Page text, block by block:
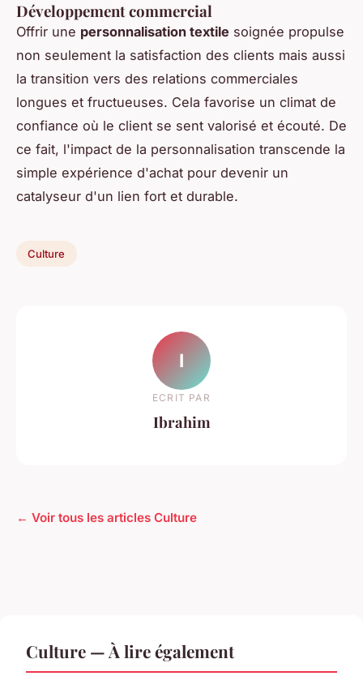
Développement commercial
Offrir une personnalisation textile soignée propulse
non seulement la satisfaction des clients mais aussi
la transition vers des relations commerciales
longues et fructueuses. Cela favorise un climat de
confiance où le client se sent valorisé et écouté. De
ce fait, l'impact de la personnalisation transcende la
simple expérience d'achat pour devenir un
catalyseur d'un lien fort et durable.
Culture
I
ECRIT PAR
Ibrahim
← Voir tous les articles Culture
Culture — À lire également